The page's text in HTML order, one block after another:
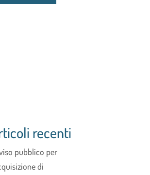
recenti
pubblico per
di